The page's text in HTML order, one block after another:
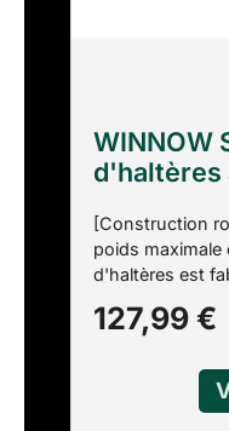
WINNOW
d'haltères
salle de
support
[Construction
poids maximale
d'haltères est
avec soin
conception lui
à de longues
127,99 €